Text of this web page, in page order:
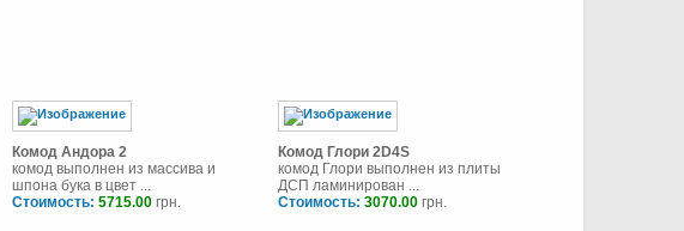
Комод Андора 2
комод выполнен из массива и
шпона бука в цвет ...
Стоимость: 5715.00 грн.
Комод Глори 2D4S
комод Глори выполнен из плиты
ДСП ламинирован ...
Стоимость: 3070.00 грн.